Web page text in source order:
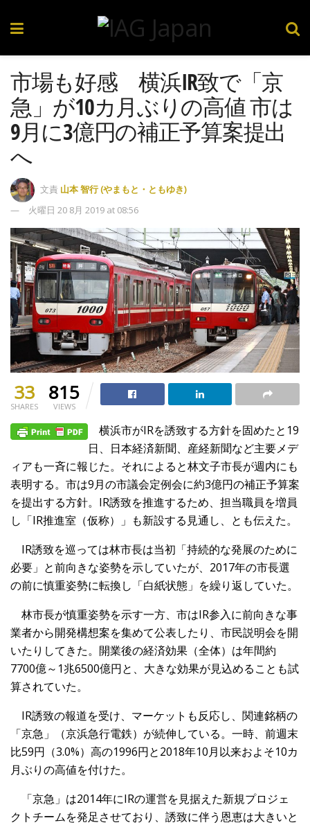
市場も好感 横浜IR致で「京
急」が10カ月ぶりの高値 市は
9月に3億円の補正予算案提出
へ
文責 山本 智行 (やまもと・ともゆき)
火曜日 20 8月 2019 at 08:56
33
SHARES
815
VIEWS
横浜市がIRを誘致する方針を固めたと19
日、日本経済新聞、産経新聞など主要メデ
ィアも一斉に報じた。それによると林文子市長が週内にも
表明する。市は9月の市議会定例会に約3億円の補正予算案
を提出する方針。IR誘致を推進するため、 担当職員を増員
し「IR推進室（仮称）」も新設する見通し、 とも伝えた。
IR誘致を巡っては林市長は当初「持続的な発展のために
必要」と前向きな姿勢を示していたが、2017年の市長選
の前に慎重姿勢に転換し「白紙状態」を繰り返していた。
林市長が慎重姿勢を示す一方、市はIR参入に前向きな事
業者から開発構想案を集めて公表したり、市民説明会を開
いたりしてきた。 開業後の経済効果（全体）は年間約
7700億～ 1兆6500億円と、大きな効果が見込めることも試
算されていた。
IR誘致の報道を受け、マーケットも反応し、関連銘柄の
「京急」
（京浜急行電鉄）が続伸している。一時、前週末
比59円（3.0%）高の1996円と2018年10月以来およそ10カ
月ぶりの高値を付けた。
「京急」は2014年にIRの運営を見据えた新規プロジェ
クトチームを発足させており、誘致に伴う恩恵は大きいと